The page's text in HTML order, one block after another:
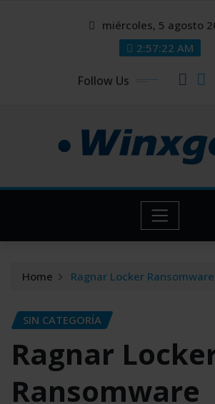
miércoles, 5 agosto
2:57:22 AM
Follow Us
Home Ragnar Locker Ransomware
SIN CATEGORÍA
Ragnar
Ransomware